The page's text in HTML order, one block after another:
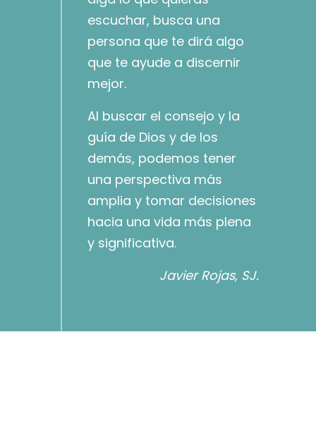
escuchar, busca una
persona que te dirá algo
que te ayude a discernir
mejor.
Al buscar el consejo y la
guía de Dios y de los
demás, podemos tener
una perspectiva más
amplia y tomar decisiones
hacia una vida más plena
y significativa.
Javier Rojas, SJ.